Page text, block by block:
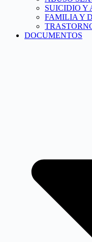
SUICIDIO Y
FAMILIA Y
DOCUMENTOS